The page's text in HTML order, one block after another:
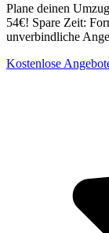
Plane deinen
54€! Spare Zeit:
unverbindliche
Kostenlose